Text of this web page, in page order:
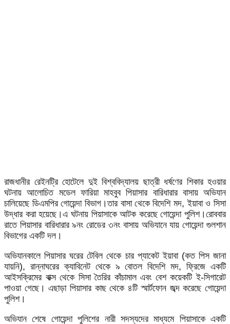
রাজধানীর রেইনট্রি হোটেলে দুই বিশ্ববিদ্যালয় ছাত্রী ধর্ষণের শিকার হওয়ার
ঘটনায় আলোচিত মডেল ফারিয়া মাহবুব পিয়াসার বারিধারার বাসায় অভিযান
চালিয়েছে ডিএমপির গোয়েন্দা বিভাগ।তার বাসা থেকে বিদেশি মদ, ইয়াবা ও সিসা
উদ্ধার করা হয়েছে।এ ঘটনায় পিয়াসাকে আটক করেছে গোয়েন্দা পুলিশ।রোববার
রাতে পিয়াসার বারিধারার ৯নং রোডের ৩নং বাসায় অভিযানে যায় গোয়েন্দা গুলশান
বিভাগের একটি দল।
অভিযানকালে পিয়াসার ঘরের টেবিল থেকে চার প্যাকেট ইয়াবা (কত পিস জানা
যায়নি), রান্নাঘরের ক্যাবিনেট থেকে ৯ বোতল বিদেশি মদ, ফ্রিজে একটি
আইসক্রিমের বাক্স থেকে সিসা তৈরির কাঁচামাল এবং বেশ কয়েকটি ই-সিগারেট
পাওয়া গেছে। এছাড়া পিয়াসার কাছ থেকে ৪টি স্মার্টফোন জব্দ করেছে গোয়েন্দা
পুলিশ।
অভিযান শেষে গোয়েন্দা পুলিশের নারী সদস্যদের মাধ্যমে পিয়াসাকে একটি